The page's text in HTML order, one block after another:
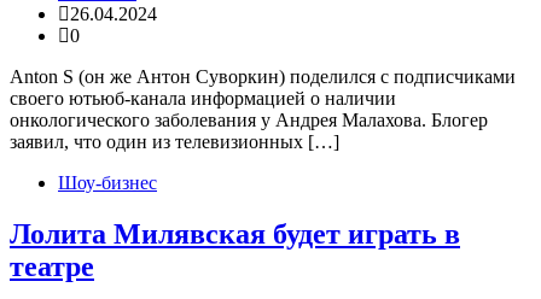
26.04.2024
0
Anton S (он же Антон Суворкин) поделился с подписчиками
своего ютьюб-канала информацией о наличии
онкологического заболевания у Андрея Малахова. Блогер
заявил, что один из телевизионных […]
Шоу-бизнес
Лолита Милявская будет играть в
театре